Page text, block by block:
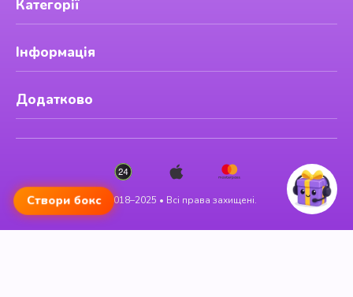
Створи бокс
Категорії
Інформація
Додатково
© 2018–2025 • Всі права захищені.